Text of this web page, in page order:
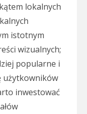
lokalnych
istotnym
wizualnych;
popularne i
użytkowników
inwestować